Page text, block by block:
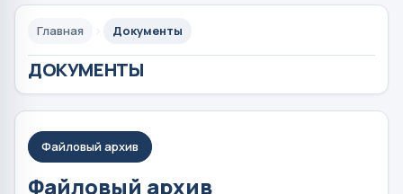
Главная Документы
ДОКУМЕНТЫ
Файловый архив
Файловый архив